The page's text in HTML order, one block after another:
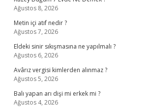
Ağustos 8, 2026
Metin içi atıf nedir ?
Ağustos 7, 2026
Eldeki sinir sıkışmasına ne yapılmalı ?
Ağustos 6, 2026
Avârız vergisi kimlerden alınmaz ?
Ağustos 5, 2026
Balı yapan arı dişi mi erkek mi ?
Ağustos 4, 2026